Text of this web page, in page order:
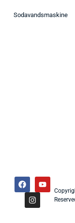
Sodavandsmaskine